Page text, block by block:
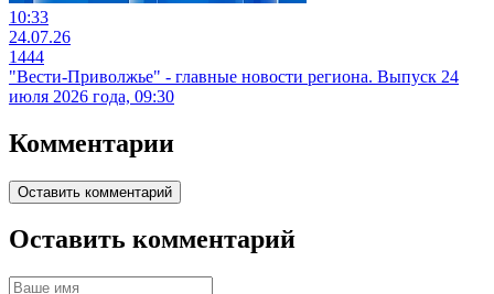
10:33
24.07.26
1444
"Вести-Приволжье" - главные новости региона. Выпуск 24
июля 2026 года, 09:30
Комментарии
Оставить комментарий
Оставить комментарий